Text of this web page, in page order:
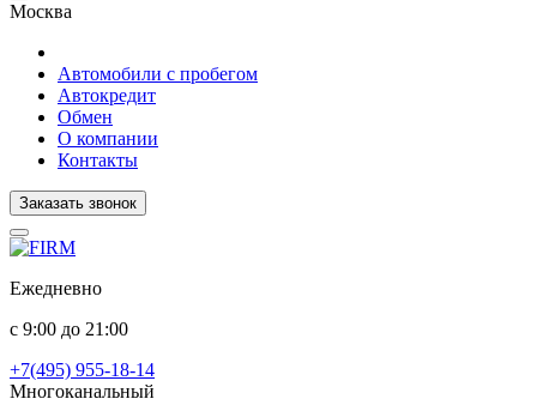
Москва
Автомобили с пробегом
Автокредит
Обмен
О компании
Контакты
Заказать звонок
Ежедневно
с 9:00 до 21:00
+7(495) 955-18-14
Многоканальный